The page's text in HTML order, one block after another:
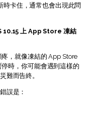
時卡住，通常也會出現此問
10.15 上 App Store 凍結
，就像凍結的 App Store
時，你可能會遇到這樣的
難而告終。
誤是：